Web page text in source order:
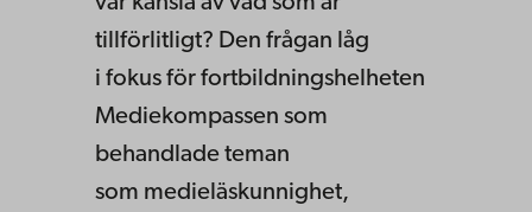
tillförlitligt? Den frågan låg
i fokus för fortbildningshelheten
Mediekompassen som
behandlade teman
som medieläskunnighet,